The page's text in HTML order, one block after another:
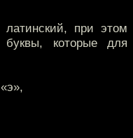
при этом
которые для